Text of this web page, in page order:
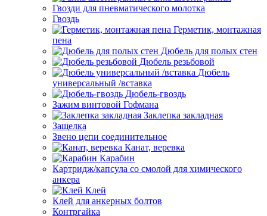
Гвозди для пневматического молотка
Гвоздь
Герметик, монтажная
пена
Дюбель для полых стен
Дюбель резьбовой
Дюбель
универсальный /вставка
Дюбель-гвоздь
Зажим винтовой Гофмана
Заклепка закладная
Защелка
Звено цепи соединительное
Канат, веревка
Карабин
Картридж/капсула со смолой для химического
анкера
Клей
Клей для анкерных болтов
Контргайка